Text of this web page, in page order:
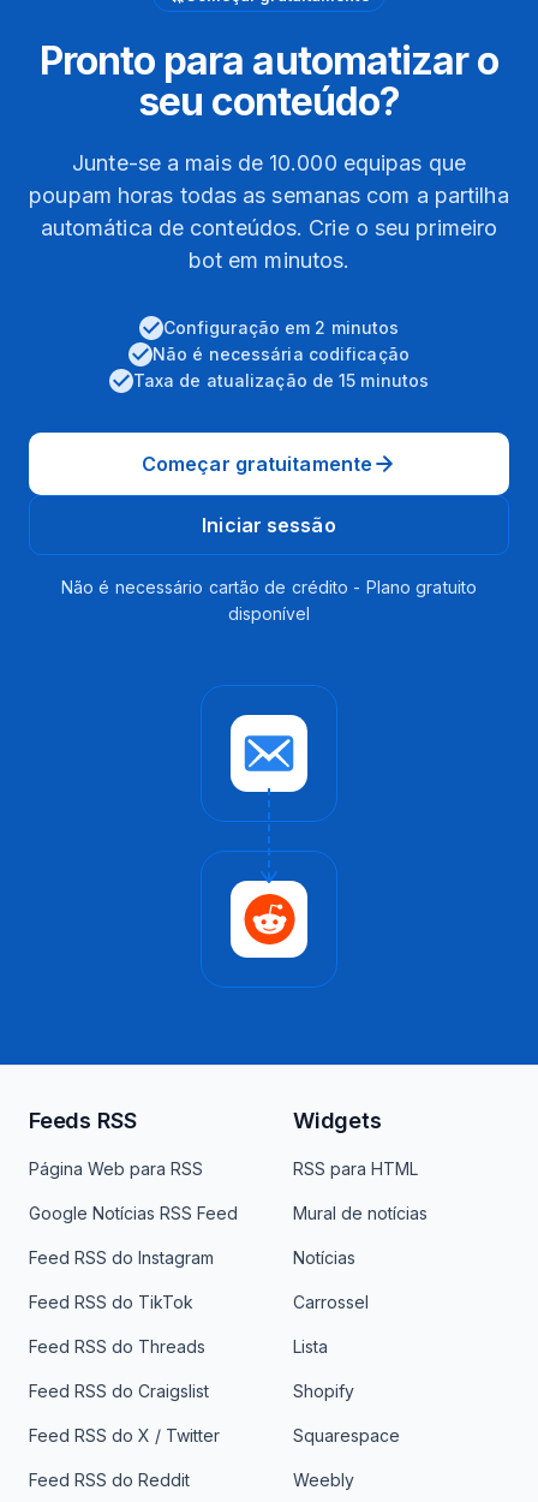
Pronto para automatizar o
seu conteúdo?
Junte-se a mais de 10.000 equipas que
poupam horas todas as semanas com a partilha
automática de conteúdos. Crie o seu primeiro
bot em minutos.
Configuração em 2 minutos
Não é necessária codificação
Taxa de atualização de 15 minutos
Começar gratuitamente
Iniciar sessão
Não é necessário cartão de crédito - Plano gratuito
disponível
Feeds RSS
Página Web para RSS
Google Notícias RSS Feed
Feed RSS do Instagram
Feed RSS do TikTok
Feed RSS do Threads
Feed RSS do Craigslist
Feed RSS do X / Twitter
Feed RSS do Reddit
Widgets
RSS para HTML
Mural de notícias
Notícias
Carrossel
Lista
Shopify
Squarespace
Weebly